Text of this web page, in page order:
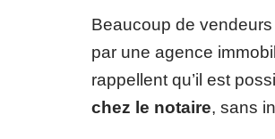
Beaucoup de
par une agence
rappellent qu’il est
chez le notaire, sans